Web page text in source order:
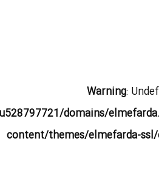
Warning:
domains/
content/themes/elmefarda-